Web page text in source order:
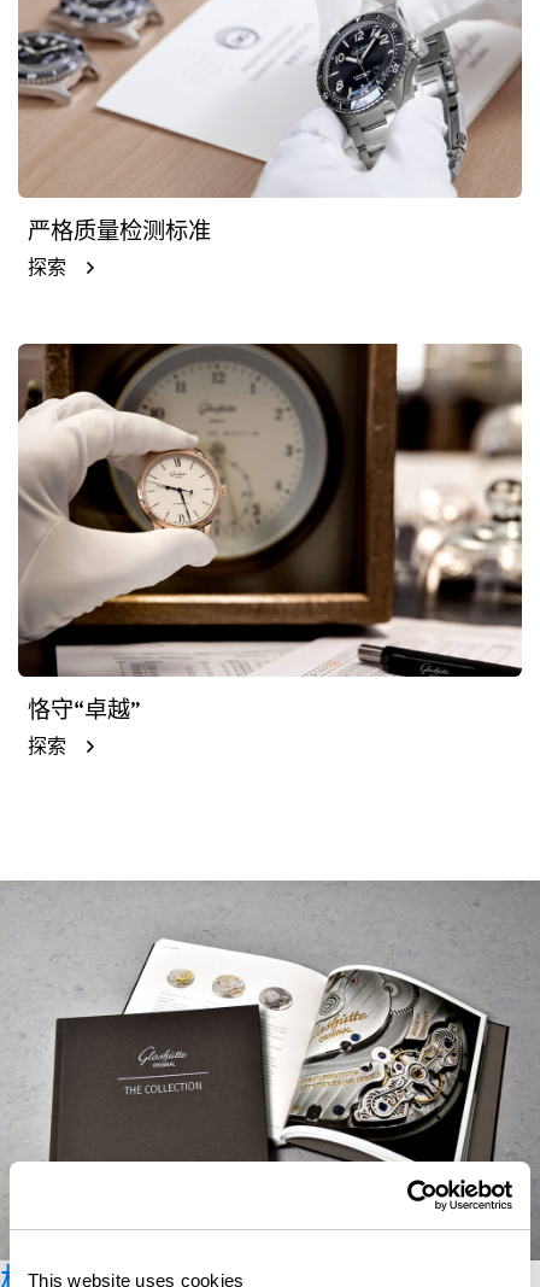
This website uses cookies
严格质量检测标准
探索
恪守“卓越”
探索